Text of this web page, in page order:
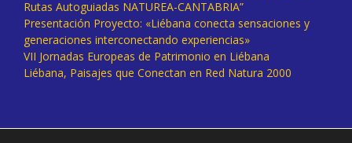
Rutas Autoguiadas NATUREA-CANTABRIA”
Presentación Proyecto: «Liébana conecta sensaciones y
generaciones interconectando experiencias»
VII Jornadas Europeas de Patrimonio en Liébana
Liébana, Paisajes que Conectan en Red Natura 2000